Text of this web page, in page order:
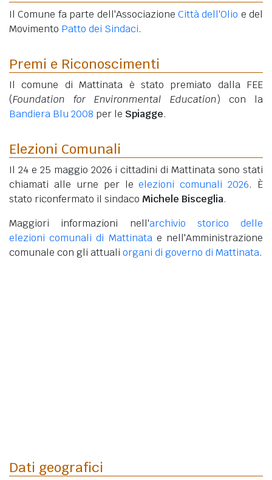
Il Comune fa parte dell'Associazione Città dell'Olio e del
Movimento Patto dei Sindaci.
Premi e Riconoscimenti
Il comune di Mattinata è stato premiato dalla FEE
(Foundation for Environmental Education) con la
Bandiera Blu 2008 per le Spiagge.
Elezioni Comunali
Il 24 e 25 maggio 2026 i cittadini di Mattinata sono stati
chiamati alle urne per leelezioni comunali 2026. È
stato riconfermato il sindaco Michele Bisceglia.
Maggiori informazioni nell'archivio storico delle
elezioni comunali di Mattinatae nell'Amministrazione
comunale con gli attuali organi di governo di Mattinata.
Dati geografici